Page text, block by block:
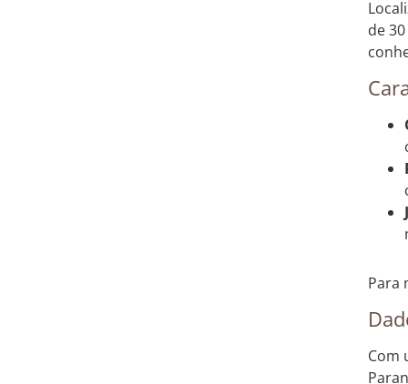
de
Para
Com